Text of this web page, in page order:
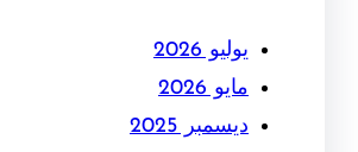
يوليو 2026
مايو 2026
ديسمبر 2025